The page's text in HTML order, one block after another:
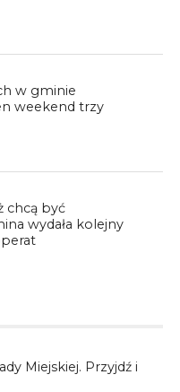
w gminie
weekend trzy
chcą być
wydała kolejny
Miejskiej. Przyjdź i